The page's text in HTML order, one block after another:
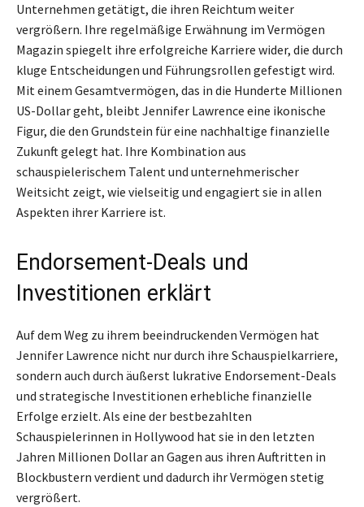
Unternehmen getätigt, die ihren Reichtum weiter
vergrößern. Ihre regelmäßige Erwähnung im Vermögen
Magazin spiegelt ihre erfolgreiche Karriere wider, die durch
kluge Entscheidungen und Führungsrollen gefestigt wird.
Mit einem Gesamtvermögen, das in die Hunderte Millionen
US-Dollar geht, bleibt Jennifer Lawrence eine ikonische
Figur, die den Grundstein für eine nachhaltige finanzielle
Zukunft gelegt hat. Ihre Kombination aus
schauspielerischem Talent und unternehmerischer
Weitsicht zeigt, wie vielseitig und engagiert sie in allen
Aspekten ihrer Karriere ist.
Endorsement-Deals und
Investitionen erklärt
Auf dem Weg zu ihrem beeindruckenden Vermögen hat
Jennifer Lawrence nicht nur durch ihre Schauspielkarriere,
sondern auch durch äußerst lukrative Endorsement-Deals
und strategische Investitionen erhebliche finanzielle
Erfolge erzielt. Als eine der bestbezahlten
Schauspielerinnen in Hollywood hat sie in den letzten
Jahren Millionen Dollar an Gagen aus ihren Auftritten in
Blockbustern verdient und dadurch ihr Vermögen stetig
vergrößert.